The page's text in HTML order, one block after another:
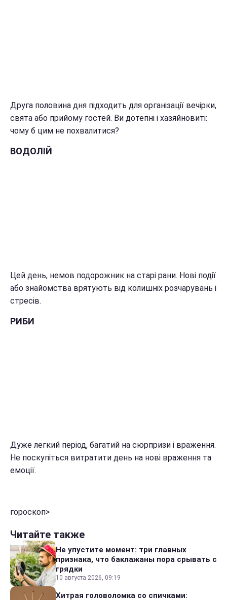
Друга половина дня підходить для організації вечірки,
свята або прийому гостей. Ви дотепні і хазяйновиті:
чому б цим не похвалитися?
ВОДОЛІЙ
Цей день, немов подорожник на старі рани. Нові події
або знайомства врятують від колишніх розчарувань і
стресів.
РИБИ
Дуже легкий період, багатий на сюрпризи і враження.
Не поскупіться витратити день на нові враження та
емоції.
гороскоп>
Читайте также
Не упустите момент: три главных
признака, что баклажаны пора срывать с
грядки
10 августа 2026, 09:19
Хитрая головоломка со спичками: